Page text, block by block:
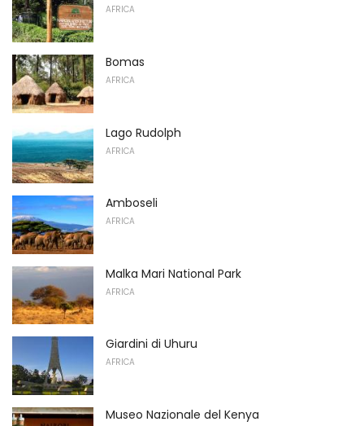
AFRICA
Bomas
AFRICA
Lago Rudolph
AFRICA
Amboseli
AFRICA
Malka Mari National Park
AFRICA
Giardini di Uhuru
AFRICA
Museo Nazionale del Kenya